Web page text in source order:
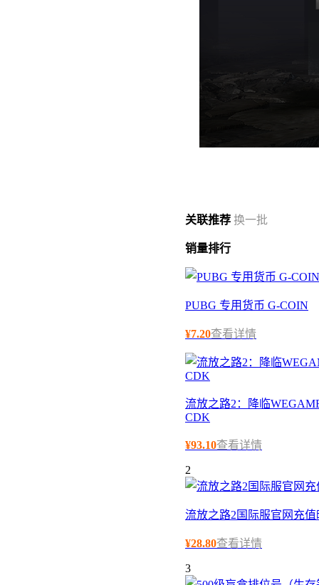
关联推荐 换一批
销量排行
PUBG 专用货币 G-COIN
¥7.20查看详情
流放之路2：降临
CDK
¥93.10查看详情
2
流放之路2国际服官网充
¥28.80查看详情
3